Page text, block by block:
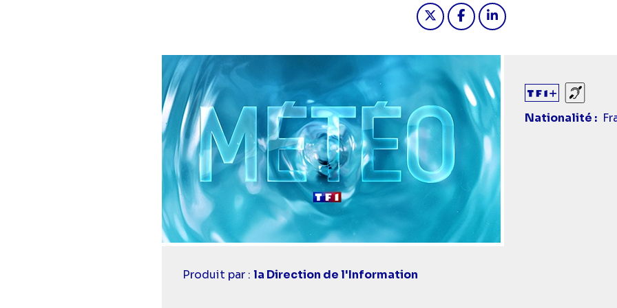
Partager "2024-03-10 12:55 -
Partager "2024-03-10
Sourds
Nationalité
Casting
Produit par : la Direction de l'Information